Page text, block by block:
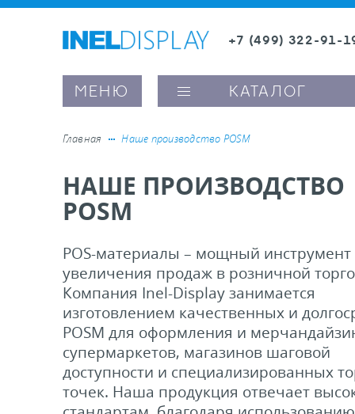
+7 (499) 322-91-
Заказать звонок
МЕНЮ КАТАЛОГ
ценникодержатели
вывесок и шелфтокеры
оборудование, комплектующие
ценников
Главная Наше производство POSM
НАШЕ ПРОИЗВОДСТВО
POSM
POS-материалы – мощный инструмент
увеличения продаж в розничной
Компания Inel-Display занимается
изготовлением качественных и
POSM для оформления и
супермаркетов, магазинов шаговой
доступности и специализированных
точек. Наша продукция отвечает